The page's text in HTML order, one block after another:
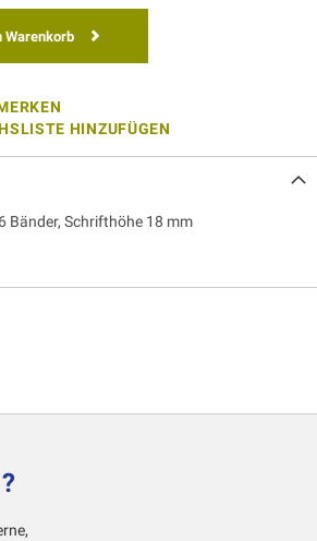
Warenkorb
HINZUFÜGEN
Bänder, Schrifthöhe 18 mm